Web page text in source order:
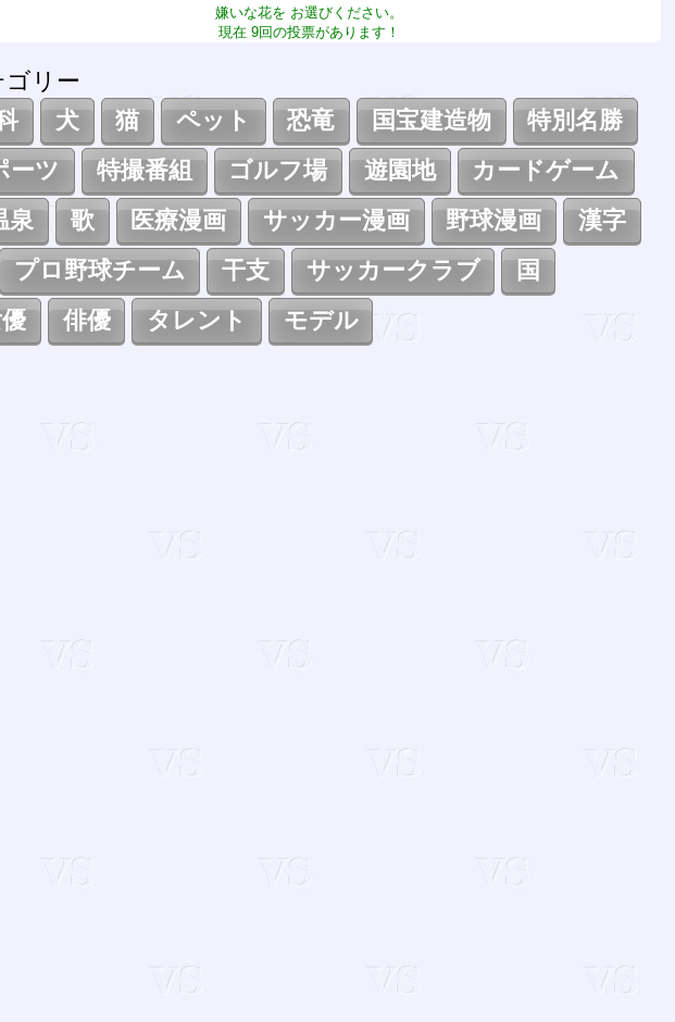
嫌いな花を お選びください。
現在 9回の投票があります！
リー
犬 猫 ペット 恐竜 国宝建造物
特別名勝
ーツ 特撮番組 ゴルフ場 遊園地
カードゲーム
泉 歌 医療漫画 サッカー漫画 野球漫画
漢字
プロ野球チーム 干支 サッカークラブ
国
俳優 タレント モデル